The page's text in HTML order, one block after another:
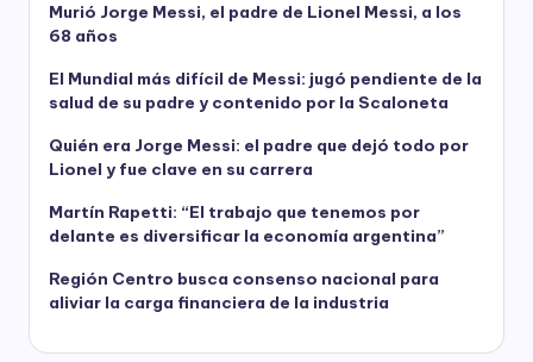
Murió Jorge Messi, el padre de Lionel Messi, a los
68 años
El Mundial más difícil de Messi: jugó pendiente de la
salud de su padre y contenido por la Scaloneta
Quién era Jorge Messi: el padre que dejó todo por
Lionel y fue clave en su carrera
Martín Rapetti: “El trabajo que tenemos por
delante es diversificar la economía argentina”
Región Centro busca consenso nacional para
aliviar la carga financiera de la industria